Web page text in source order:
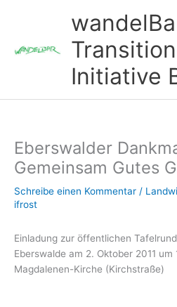
Transition
Initiative
Eberswalder
Gemeinsam Gutes
Schreibe einen Kommentar /
ifrost
Einladung zur öffentlichen
Eberswalde am 2. Oktober 2011
Magdalenen-Kirche (Kirchstraße)